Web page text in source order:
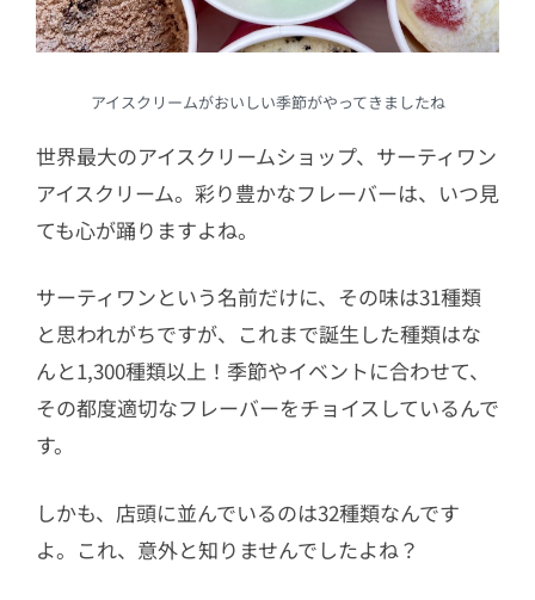
5.7トイ・ストーリー / パレット８
5.8ミッキー＆ミニー / クラシックデ
コレーション ※在庫僅少
レット ※在庫僅少
アイスクリームがおいしい季節がやってきましたね
世界最大のアイスクリームショップ、サーティワン
アイスクリーム。彩り豊かなフレーバーは、いつ見
ても心が踊りますよね。
サーティワンという名前だけに、その味は31種類
と思われがちですが、これまで誕生した種類はな
んと1,300種類以上！季節やイベントに合わせて、
その都度適切なフレーバーをチョイスしているんで
す。
しかも、店頭に並んでいるのは32種類なんです
よ。これ、意外と知りませんでしたよね？